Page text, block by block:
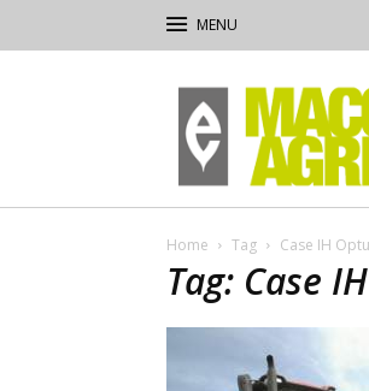
Macchine
Agricole
Home Tag Case IH
Tag: Case